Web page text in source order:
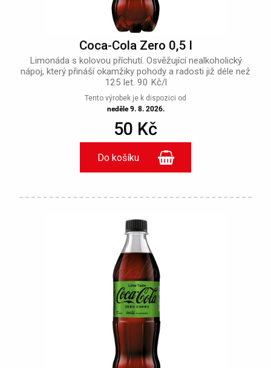
Coca-Cola Zero 0,5 l
Limonáda s kolovou příchutí. Osvěžující nealkoholický
nápoj, který přináší okamžiky pohody a radosti již déle než
125 let. 90 Kč/l
Tento výrobek je k dispozici od
neděle 9. 8. 2026.
50 Kč